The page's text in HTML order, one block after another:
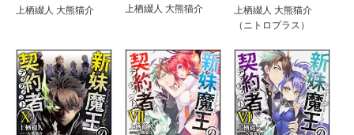
上栖綴人 大熊猫介
上栖綴人 大熊猫介
上栖綴人 大熊猫介
（ニトロプラス）